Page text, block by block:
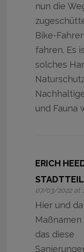
nun die
Bike-
fahren. Es
solches
und Fauna
ERICH
07/03/2022 at
Hier und
das diese